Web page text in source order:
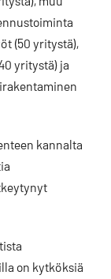
(50 yritystä),
yritystä) ja
kannalta
on kytköksiä